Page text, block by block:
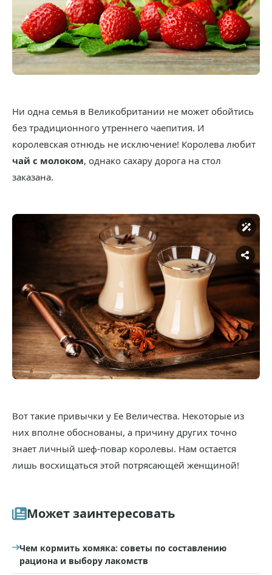
Ни одна семья в Великобритании не может обойтись
без традиционного утреннего чаепития. И
королевская отнюдь не исключение! Королева любит
чай с молоком, однако сахару дорога на стол
заказана.
Вот такие привычки у Ее Величества. Некоторые из
них вполне обоснованы, а причину других точно
знает личный шеф-повар королевы. Нам остается
лишь восхищаться этой потрясающей женщиной!
Может заинтересовать
Чем кормить хомяка: советы по составлению
рациона и выбору лакомств